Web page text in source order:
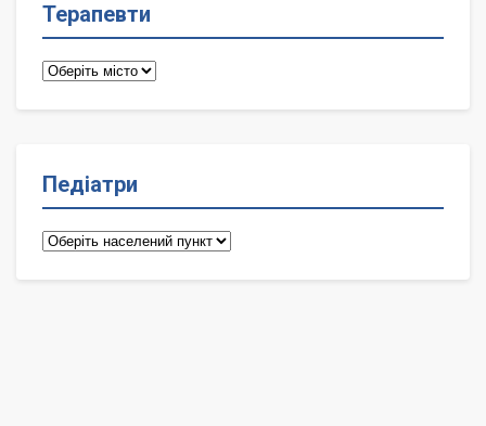
Терапевти
Терапевти
Педіатри
Педіатри